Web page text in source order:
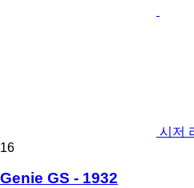
시저
16
Genie GS - 1932